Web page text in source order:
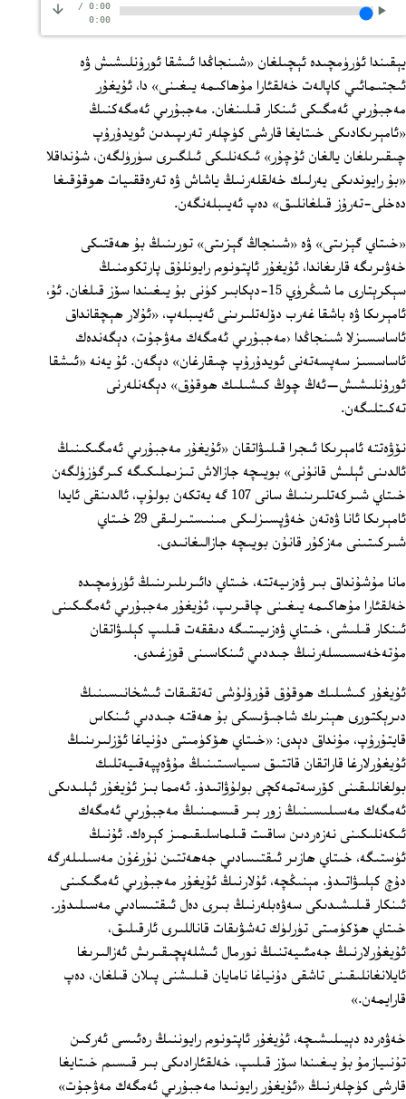
0:00
/
0:00
يېقىندا ئۈرۈمچىدە ئېچىلغان «شىنجاڭدا ئىشقا ئورۇنلىشىش ۋە
ئىجتىمائىي كاپالەت خەلقئارا مۇھاكىمە يىغىنى» دا، ئۇيغۇر
مەجبۇرىي ئەمگىكى ئىنكار قىلىنغان. مەجبۇرىي ئەمگەكنىڭ
«ئامېرىكادىكى خىتايغا قارشى كۈچلەر تەرىپىدىن ئويدۇرۇپ
چىقىرىلغان يالغان ئۇچۇر» ئىكەنلىكى ئىلگىرى سۈرۈلگەن، شۇنداقلا
«بۇ رايوندىكى يەرلىك خەلقلەرنىڭ ياشاش ۋە تەرەققىيات ھوقۇقىغا
دەخلى-تەرۇز قىلغانلىق» دەپ ئەيىبلەنگەن.
«خىتاي گېزىتى» ۋە «شىنجاڭ گېزىتى» تورىنىڭ بۇ ھەقتىكى
خەۋىرىگە قارىغاندا، ئۇيغۇر ئاپتونوم رايونلۇق پارتكومنىڭ
سېكرېتارى ما شىڭرۈي 15-دېكابىر كۈنى بۇ يىغىندا سۆز قىلغان. ئۇ،
ئامېرىكا ۋە باشقا غەرب دۆلەتلىرىنى ئەيىبلەپ، «ئۇلار ھېچقانداق
ئاساسسىزلا شىنجاڭدا ‹مەجبۇرىي ئەمگەك مەۋجۇت› دېگەندەك
ئاساسسىز سەپسەتەنى ئويدۇرۇپ چىقارغان» دېگەن. ئۇ يەنە «ئىشقا
ئورۇنلىشىش—ئەڭ چوڭ كىشىلىك ھوقۇق» دېگەنلەرنى
تەكىتلىگەن.
نۆۋەتتە ئامېرىكا ئىجرا قىلىۋاتقان «ئۇيغۇر مەجبۇرىي ئەمگىكىنىڭ
ئالدىنى ئېلىش قانۇنى» بويىچە جازالاش تىزىملىكىگە كىرگۈزۈلگەن
خىتاي شىركەتلىرىنىڭ سانى 107 گە يەتكەن بولۇپ، ئالدىنقى ئايدا
ئامېرىكا ئانا ۋەتەن خەۋپسىزلىكى مىنىستىرلىقى 29 خىتاي
شىركىتىنى مەزكۇر قانۇن بويىچە جازالىغانىدى.
مانا مۇشۇنداق بىر ۋەزىيەتتە، خىتاي دائىرىلىرىنىڭ ئۈرۈمچىدە
خەلقئارا مۇھاكىمە يىغىنى چاقىرىپ، ئۇيغۇر مەجبۇرىي ئەمگىكىنى
ئىنكار قىلىشى، خىتاي ۋەزىيىتىگە دىققەت قىلىپ كېلىۋاتقان
مۇتەخەسسىسلەرنىڭ جىددىي ئىنكاسىنى قوزغىدى.
ئۇيغۇر كىشىلىك ھوقۇق قۇرۇلۇشى تەتقىقات ئىشخانىسىنىڭ
دىرېكتورى ھېنرىك شاجىۋىسكى بۇ ھەقتە جىددىي ئىنكاس
قايتۇرۇپ، مۇنداق دېدى: «خىتاي ھۆكۈمىتى دۇنياغا ئۆزلىرىنىڭ
ئۇيغۇرلارغا قاراتقان قاتتىق سىياسىتىنىڭ مۇۋەپپەقىيەتلىك
بولغانلىقىنى كۆرسەتمەكچى بولۇۋاتىدۇ. ئەمما بىز ئۇيغۇر ئېلىدىكى
ئەمگەك مەسىلىسىنىڭ زور بىر قىسمىنىڭ مەجبۇرىي ئەمگەك
ئىكەنلىكىنى نەزەردىن ساقىت قىلماسلىقىمىز كېرەك. ئۇنىڭ
ئۈستىگە، خىتاي ھازىر ئىقتىسادىي جەھەتتىن نۇرغۇن مەسىلىلەرگە
دۇچ كېلىۋاتىدۇ. مېنىڭچە، ئۇلارنىڭ ئۇيغۇر مەجبۇرىي ئەمگىكىنى
ئىنكار قىلىشىدىكى سەۋەبلەرنىڭ بىرى دەل ئىقتىسادىي مەسىلىدۇر.
خىتاي ھۆكۈمىتى تۈرلۈك تەشۋىقات قاناللىرى ئارقىلىق،
ئۇيغۇرلارنىڭ جەمئىيەتنىڭ نورمال ئىشلەپچىقىرىش ئەزالىرىغا
ئايلانغانلىقىنى تاشقى دۇنياغا نامايان قىلىشنى پىلان قىلغان، دەپ
قارايمەن.»
خەۋەردە دېيىلىشىچە، ئۇيغۇر ئاپتونوم رايوننىڭ رەئىسى ئەركىن
تۇنىيازمۇ بۇ يىغىندا سۆز قىلىپ، خەلقئارادىكى بىر قىسىم خىتايغا
قارشى كۈچلەرنىڭ «ئۇيغۇر رايونىدا مەجبۇرىي ئەمگەك مەۋجۇت»